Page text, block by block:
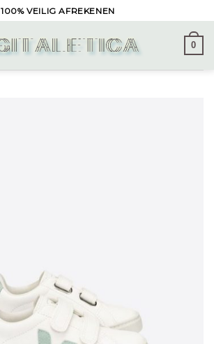
100% VEILIG AFREKENEN
0